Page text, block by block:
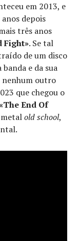
em 2013, e
anos depois
três anos
Fight». Se tal
de um disco
e da sua
nenhum outro
que chegou o
End Of
metalold school,